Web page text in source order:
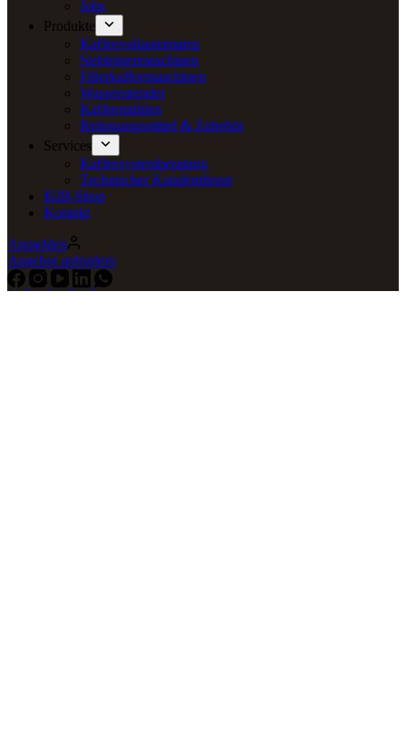
Jobs
Produkte
Kaffeevollautomaten
Siebträgermaschinen
Filterkaffeemaschinen
Wasserspender
Kaffeemühlen
Reinigungsmittel & Zubehör
Services
Kaffeesystemberatung
Technischer Kundendienst
B2B-Shop
Kontakt
Anmelden
Angebot anfordern